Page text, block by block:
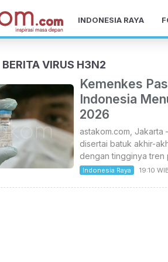
INDONESIA RAYA
VIRUS H3N2
Kemenkes
Indonesia
2026
astakom.com,
disertai batuk akhir-
dengan tingginya
Indonesia Raya 19:10